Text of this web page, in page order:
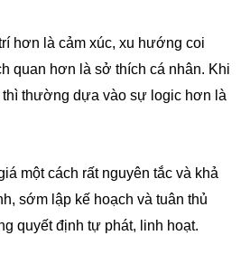
hơn là cảm xúc, xu hướng coi
quan hơn là sở thích cá nhân. Khi
thì thường dựa vào sự logic hơn là
một cách rất nguyên tắc và khả
sớm lập kế hoạch và tuân thủ
quyết định tự phát, linh hoạt.